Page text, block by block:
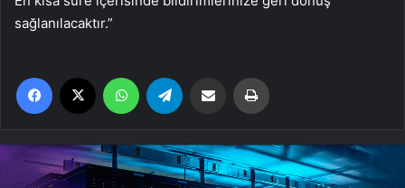
sağlanılacaktır.”
Facebook WhatsApp Email'den paylaş